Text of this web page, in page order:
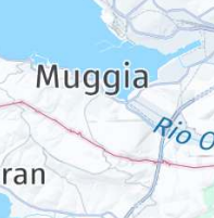
p.P. ab252,00 €